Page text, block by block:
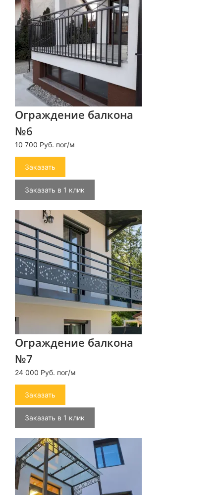
Ограждение балкона
№6
10 700 Руб. пог/м
Заказать
Заказать в 1 клик
Ограждение балкона
№7
24 000 Руб. пог/м
Заказать
Заказать в 1 клик